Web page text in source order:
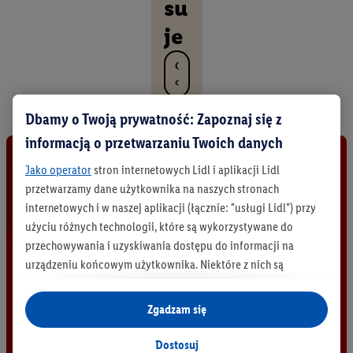
su
je
O
d
k
r
j
s
z
y
s
t
i
d
Dbamy o Twoją prywatność: Zapoznaj się z
informacją o przetwarzaniu Twoich danych
Jako operatorstron internetowych Lidl i aplikacji Lidl
przetwarzamy dane użytkownika na naszych stronach
internetowych i w naszej aplikacji (łącznie: "usługi Lidl") przy
użyciu różnych technologii, które są wykorzystywane do
przechowywania i uzyskiwania dostępu do informacji na
urządzeniu końcowym użytkownika. Niektóre z nich są
są za zgodą użytkownika - również przez partnerów (
jako odrębnych
administratorów lub współadministratorów
danych osobowych; w związku z IAB TCF łącznie
Dostosuj
Zgadzam się